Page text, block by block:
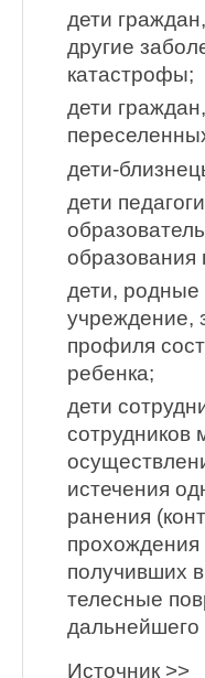
дети
другие
катастрофы;
дети
дети-
дети
образования
дети,
учреждение,
профиля
ребенка;
дети
сотрудников
истечения
ранения
прохождения
получивших
телесные
Источник >>